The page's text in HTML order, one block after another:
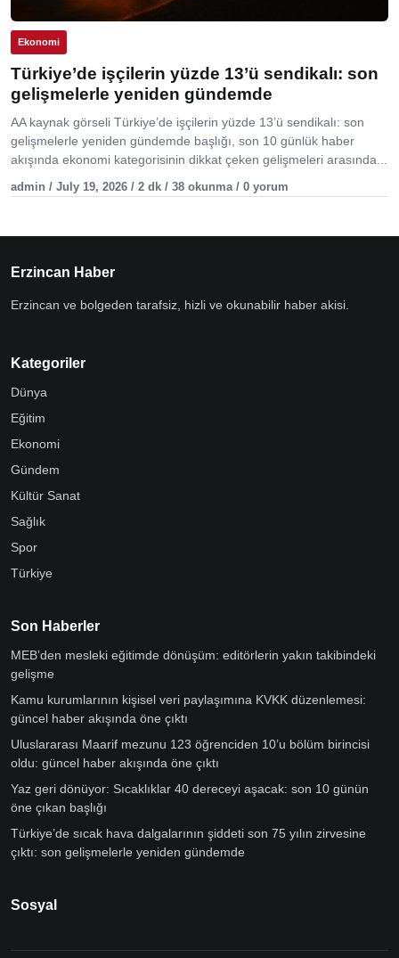
Ekonomi
Türkiye’de işçilerin yüzde 13’ü sendikalı: son
gelişmelerle yeniden gündemde
AA kaynak görseli Türkiye’de işçilerin yüzde 13’ü sendikalı: son
gelişmelerle yeniden gündemde başlığı, son 10 günlük haber
akışında ekonomi kategorisinin dikkat çeken gelişmeleri arasında...
admin / July 19, 2026 / 2 dk / 38 okunma / 0 yorum
Erzincan Haber
Erzincan ve bolgeden tarafsiz, hizli ve okunabilir haber akisi.
Kategoriler
Dünya
Eğitim
Ekonomi
Gündem
Kültür Sanat
Sağlık
Spor
Türkiye
Son Haberler
MEB’den mesleki eğitimde dönüşüm: editörlerin yakın takibindeki
gelişme
Kamu kurumlarının kişisel veri paylaşımına KVKK düzenlemesi:
güncel haber akışında öne çıktı
Uluslararası Maarif mezunu 123 öğrenciden 10’u bölüm birincisi
oldu: güncel haber akışında öne çıktı
Yaz geri dönüyor: Sıcaklıklar 40 dereceyi aşacak: son 10 günün
öne çıkan başlığı
Türkiye’de sıcak hava dalgalarının şiddeti son 75 yılın zirvesine
çıktı: son gelişmelerle yeniden gündemde
Sosyal